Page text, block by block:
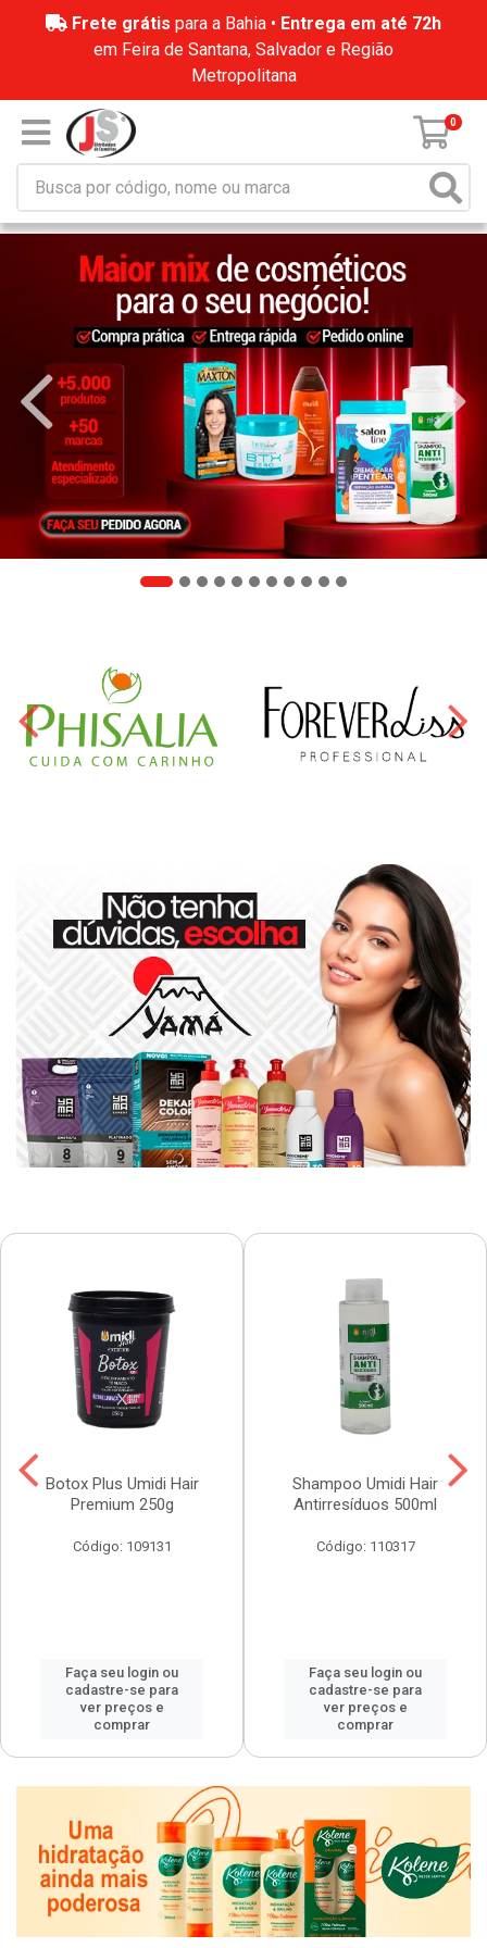
Frete grátis para a Bahia • Entrega em até 72h
em Feira de Santana, Salvador e Região
Metropolitana
0
Botox Plus Umidi Hair
Premium 250g
Código: 109131
Faça seu login ou
cadastre-se para
ver preços e
comprar
Shampoo Umidi Hair
Antirresíduos 500ml
Código: 110317
Faça seu login ou
cadastre-se para
ver preços e
comprar